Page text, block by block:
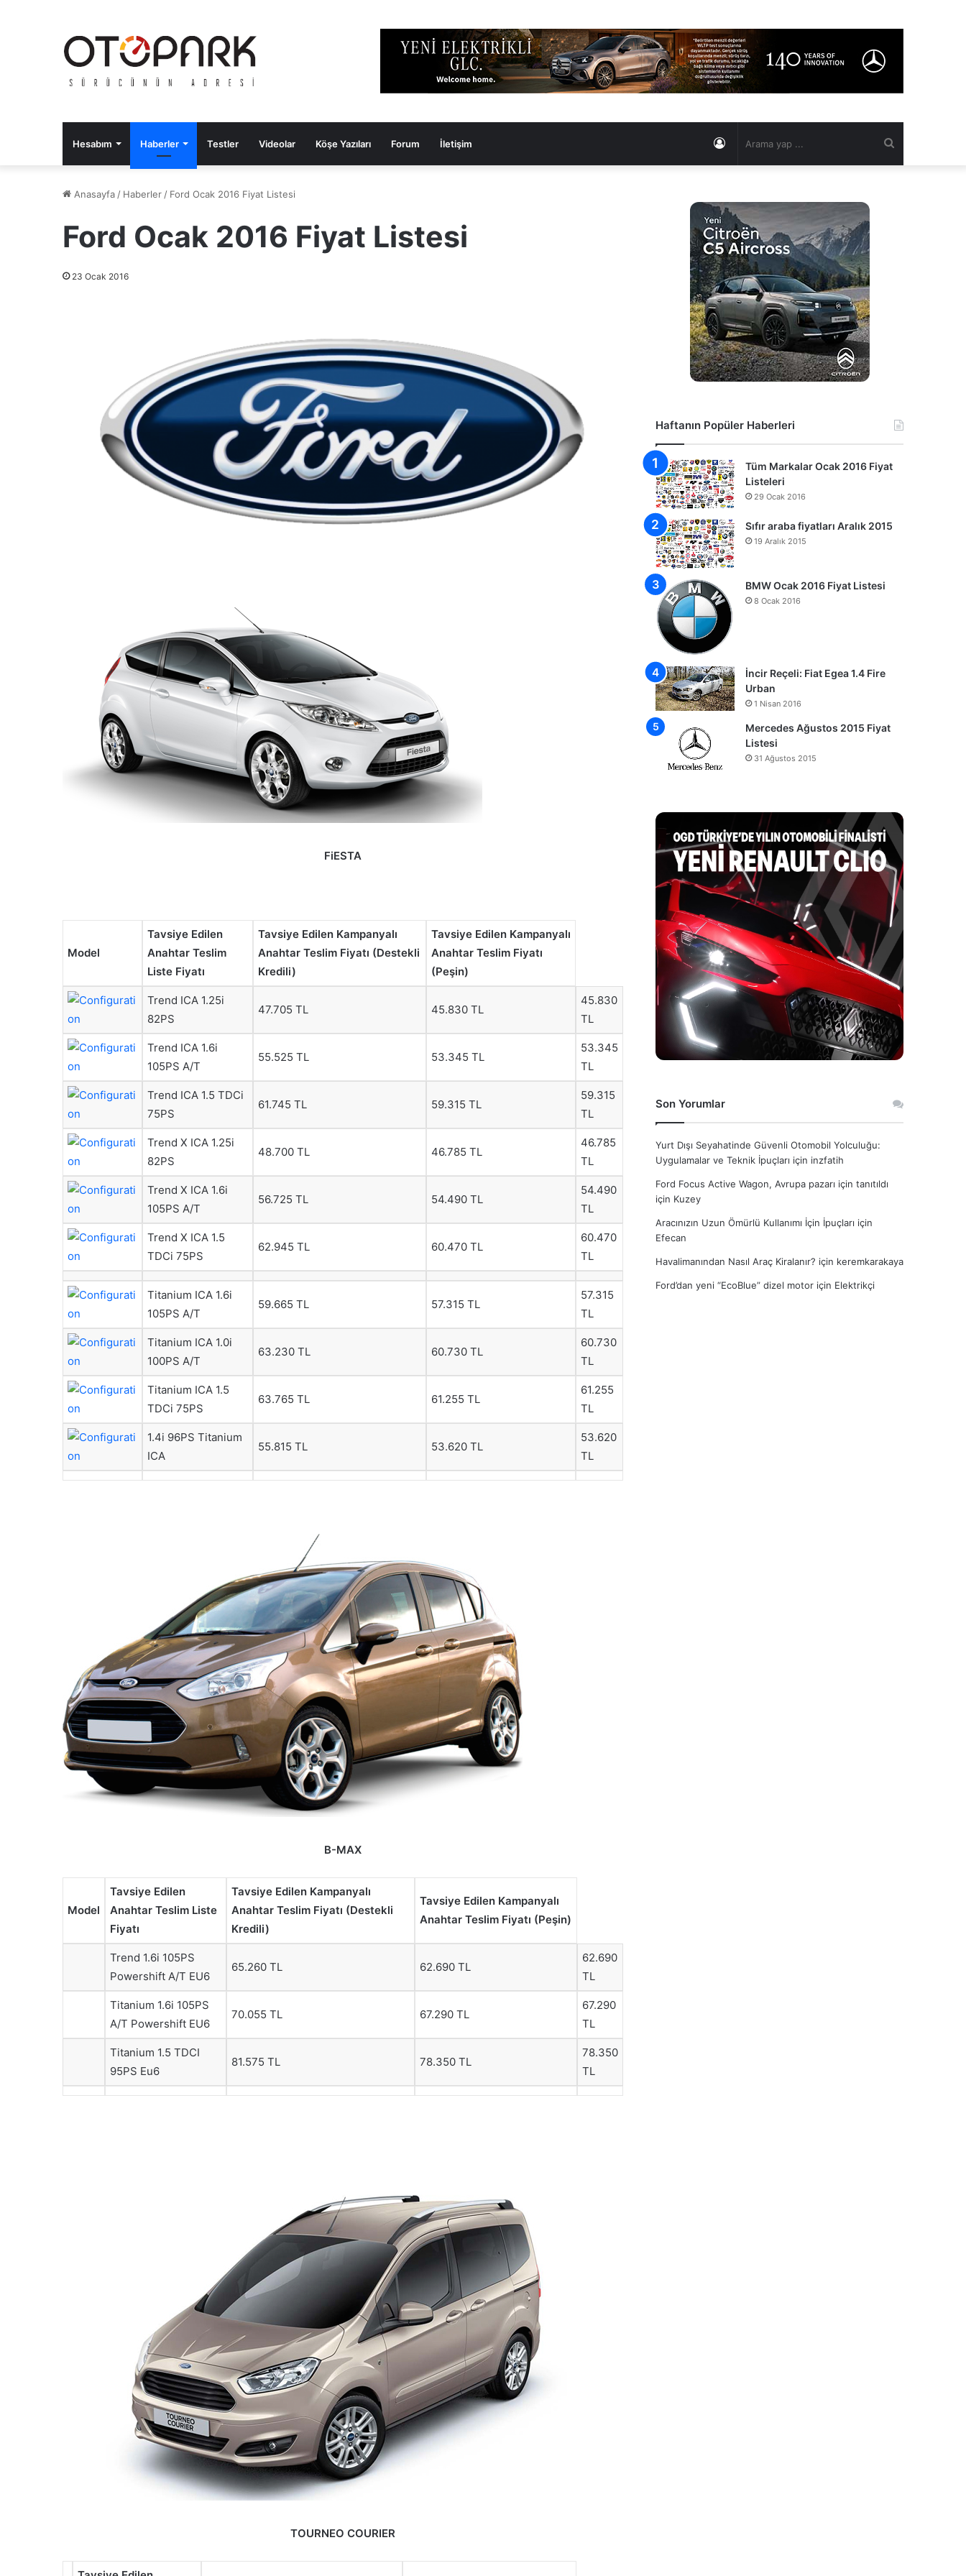
Hesabım Haberler Testler Videolar Köşe Yazıları Forum İletişim Kayıt
Anasayfa / Haberler / Ford Ocak 2016 Fiyat Listesi
Ford Ocak 2016 Fiyat Listesi
23 Ocak 2016
FiESTA
Model
Tavsiye Edilen
Anahtar Teslim
Liste Fiyatı
Tavsiye Edilen Kampanyalı
Anahtar Teslim Fiyatı (Destekli
Kredili)
Tavsiye Edilen Kampanyalı
Anahtar Teslim Fiyatı
(Peşin)
Trend ICA 1.25i
82PS
47.705 TL 45.830 TL
45.830
TL
Trend ICA 1.6i
105PS A/T
55.525 TL 53.345 TL
53.345
TL
Trend ICA 1.5 TDCi
75PS
61.745 TL 59.315 TL
59.315
TL
Trend X ICA 1.25i
82PS
48.700 TL 46.785 TL
46.785
TL
Trend X ICA 1.6i
105PS A/T
56.725 TL 54.490 TL
54.490
TL
Trend X ICA 1.5
TDCi 75PS
62.945 TL 60.470 TL
60.470
TL
Titanium ICA 1.6i
105PS A/T
59.665 TL 57.315 TL
57.315
TL
Titanium ICA 1.0i
100PS A/T
63.230 TL 60.730 TL
60.730
TL
Titanium ICA 1.5
TDCi 75PS
63.765 TL 61.255 TL
61.255
TL
1.4i 96PS Titanium
ICA
55.815 TL 53.620 TL
53.620
TL
B-MAX
Model
Tavsiye Edilen
Anahtar Teslim Liste
Fiyatı
Tavsiye Edilen Kampanyalı
Anahtar Teslim Fiyatı (Destekli
Kredili)
Tavsiye Edilen Kampanyalı
Anahtar Teslim Fiyatı (Peşin)
Trend 1.6i 105PS
Powershift A/T EU6
65.260 TL 62.690 TL
62.690
TL
Titanium 1.6i 105PS
A/T Powershift EU6
70.055 TL 67.290 TL
67.290
TL
Titanium 1.5 TDCI
95PS Eu6
81.575 TL 78.350 TL
78.350
TL
TOURNEO COURIER
Haftanın Popüler Haberleri
Tüm Markalar Ocak 2016 Fiyat
Listeleri
29 Ocak 2016
Sıfır araba fiyatları Aralık 2015
19 Aralık 2015
BMW Ocak 2016 Fiyat Listesi
8 Ocak 2016
İncir Reçeli: Fiat Egea 1.4 Fire
Urban
1 Nisan 2016
Mercedes Ağustos 2015 Fiyat
Listesi
31 Ağustos 2015
Son Yorumlar
Yurt Dışı Seyahatinde Güvenli Otomobil Yolculuğu:
Uygulamalar ve Teknik İpuçları için inzfatih
Ford Focus Active Wagon, Avrupa pazarı için tanıtıldı
için Kuzey
Aracınızın Uzun Ömürlü Kullanımı İçin İpuçları için
Efecan
Havalimanından Nasıl Araç Kiralanır? için keremkarakaya
Ford’dan yeni “EcoBlue” dizel motor için Elektrikçi